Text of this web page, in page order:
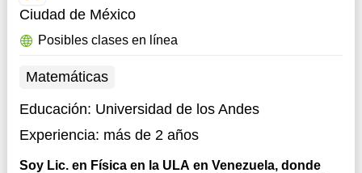
Ciudad de México
Posibles clases en línea
Matemáticas
Educación: Universidad de los Andes
Experiencia: más de 2 años
Soy Lic. en Física en la ULA en Venezuela, donde